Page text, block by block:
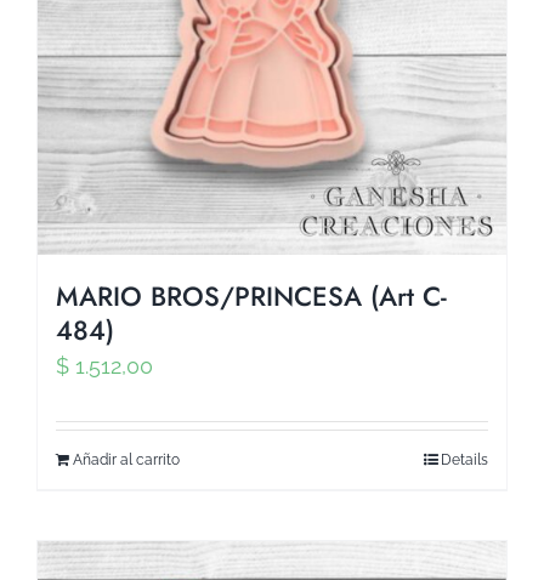
MARIO BROS/PRINCESA (Art C-
484)
$ 1.512,00
Añadir al carrito Details